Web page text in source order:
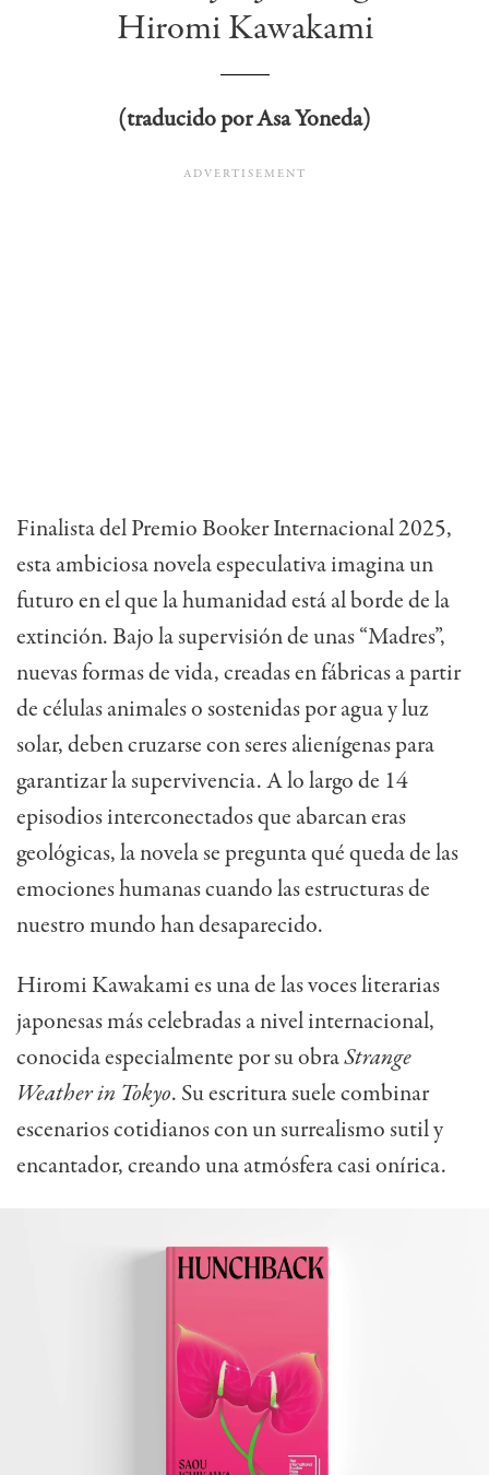
Hiromi Kawakami
(traducido por Asa Yoneda)
Finalista del Premio Booker Internacional 2025,
esta ambiciosa novela especulativa imagina un
futuro en el que la humanidad está al borde de la
extinción. Bajo la supervisión de unas “Madres”,
nuevas formas de vida, creadas en fábricas a partir
de células animales o sostenidas por agua y luz
solar, deben cruzarse con seres alienígenas para
garantizar la supervivencia. A lo largo de 14
episodios interconectados que abarcan eras
geológicas, la novela se pregunta qué queda de las
emociones humanas cuando las estructuras de
nuestro mundo han desaparecido.
Hiromi Kawakami es una de las voces literarias
japonesas más celebradas a nivel internacional,
conocida especialmente por su obraStrange
Weather in Tokyo. Su escritura suele combinar
escenarios cotidianos con un surrealismo sutil y
encantador, creando una atmósfera casi onírica.